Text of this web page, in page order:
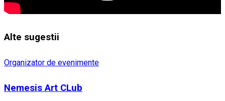
Alte sugestii
Organizator de evenimente
Nemesis Art CLub